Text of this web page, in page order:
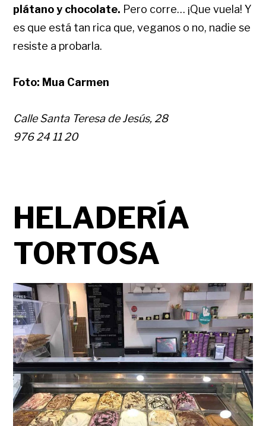
plátano y chocolate. Pero corre… ¡Que vuela! Y
es que está tan rica que, veganos o no, nadie se
resiste a probarla.
Foto: Mua Carmen
Calle Santa Teresa de Jesús, 28
976 24 11 20
HELADERÍA
TORTOSA